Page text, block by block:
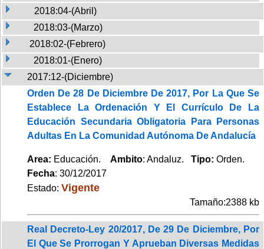
2018:04-(Abril)
2018:03-(Marzo)
2018:02-(Febrero)
2018:01-(Enero)
2017:12-(Diciembre)
Orden De 28 De Diciembre De 2017, Por La Que Se
Establece La Ordenación Y El Currículo De La
Educación Secundaria Obligatoria Para Personas
Adultas En La Comunidad Autónoma De Andalucía
Area: Educación. Ambito: Andaluz. Tipo: Orden.
Fecha: 30/12/2017
Estado: Vigente
Tamaño:2388 kb
Real Decreto-Ley 20/2017, De 29 De Diciembre, Por
El Que Se Prorrogan Y Aprueban Diversas Medidas